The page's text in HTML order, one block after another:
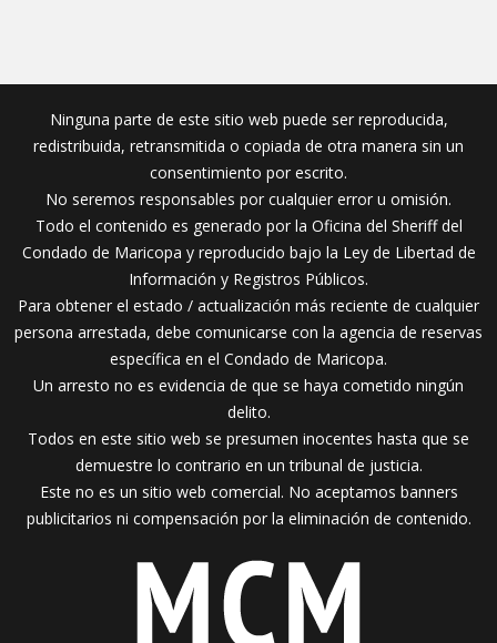
Ninguna parte de este sitio web puede ser reproducida,
redistribuida, retransmitida o copiada de otra manera sin un
consentimiento por escrito.
No seremos responsables por cualquier error u omisión.
Todo el contenido es generado por la Oficina del Sheriff del
Condado de Maricopa y reproducido bajo la Ley de Libertad de
Información y Registros Públicos.
Para obtener el estado / actualización más reciente de cualquier
persona arrestada, debe comunicarse con la agencia de reservas
específica en el Condado de Maricopa.
Un arresto no es evidencia de que se haya cometido ningún
delito.
Todos en este sitio web se presumen inocentes hasta que se
demuestre lo contrario en un tribunal de justicia.
Este no es un sitio web comercial. No aceptamos banners
publicitarios ni compensación por la eliminación de contenido.